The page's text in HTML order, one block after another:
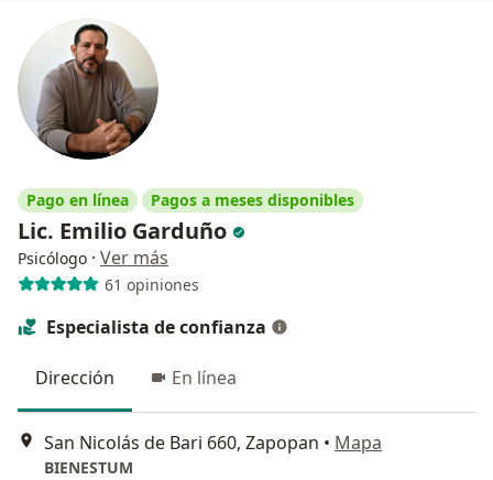
Pago en línea Pagos a meses disponibles
Lic. Emilio Garduño
Psicólogo · Ver más
61 opiniones
Especialista de confianza
Dirección En línea
San Nicolás de Bari 660, Zapopan • Mapa
BIENESTUM